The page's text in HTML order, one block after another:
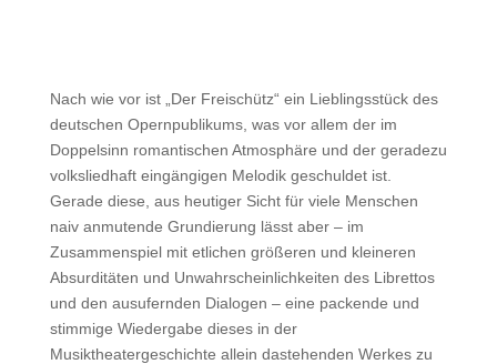
Nach wie vor ist „Der Freischütz“ ein Lieblingsstück des
deutschen Opernpublikums, was vor allem der im
Doppelsinn romantischen Atmosphäre und der geradezu
volksliedhaft eingängigen Melodik geschuldet ist.
Gerade diese, aus heutiger Sicht für viele Menschen
naiv anmutende Grundierung lässt aber – im
Zusammenspiel mit etlichen größeren und kleineren
Absurditäten und Unwahrscheinlichkeiten des Librettos
und den ausufernden Dialogen – eine packende und
stimmige Wiedergabe dieses in der
Musiktheatergeschichte allein dastehenden Werkes zu